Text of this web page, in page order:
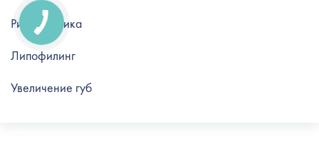
Ринопластика
Липофилинг
Увеличение губ